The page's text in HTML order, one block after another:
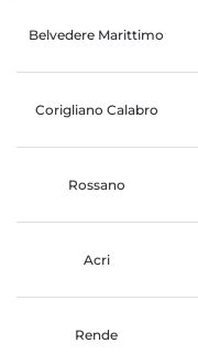
Belvedere Marittimo
Corigliano Calabro
Rossano
Acri
Rende